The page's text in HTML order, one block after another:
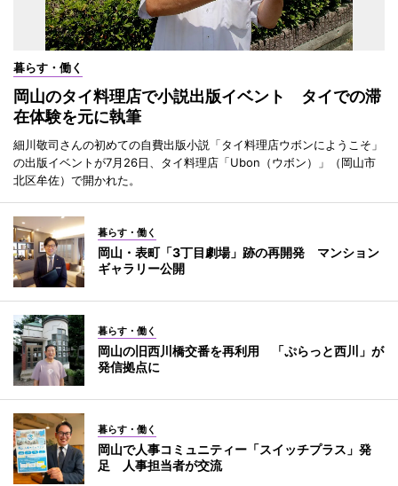
暮らす・働く
岡山のタイ料理店で小説出版イベント タイでの滞
在体験を元に執筆
細川敬司さんの初めての自費出版小説「タイ料理店ウボンにようこそ」
の出版イベントが7月26日、タイ料理店「Ubon（ウボン）」（岡山市
北区牟佐）で開かれた。
暮らす・働く
岡山・表町「3丁目劇場」跡の再開発 マンション
ギャラリー公開
暮らす・働く
岡山の旧西川橋交番を再利用 「ぷらっと西川」が
発信拠点に
暮らす・働く
岡山で人事コミュニティー「スイッチプラス」発
足 人事担当者が交流